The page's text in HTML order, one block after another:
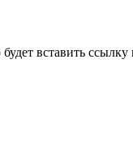
вставить